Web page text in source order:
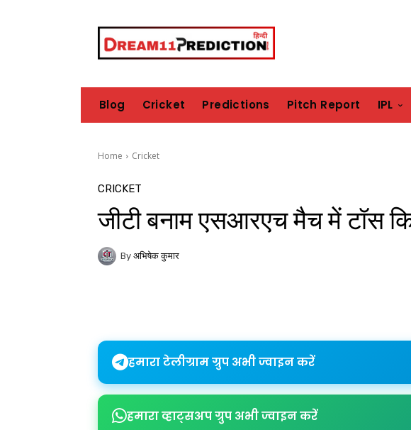
Blog Cricket Predictions Pitch Report IPL
Home Cricket
CRICKET
जीटी बनाम एसआरएच मैच में टॉस
By अभिषेक कुमार
हमारा टेलीग्राम ग्रुप अभी ज्वाइन करें
हमारा व्हाट्सअप ग्रुप अभी ज्वाइन करें